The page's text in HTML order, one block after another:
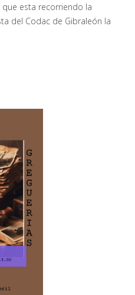
esta recorriendo la
del Codac de Gibraleón la